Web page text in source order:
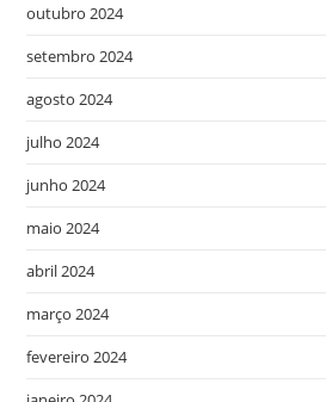
outubro 2024
setembro 2024
agosto 2024
julho 2024
junho 2024
maio 2024
abril 2024
março 2024
fevereiro 2024